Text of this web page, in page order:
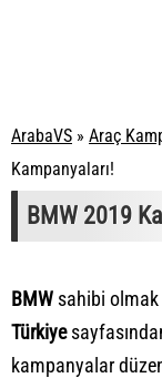
ArabaVS » Araç
Kampanyaları!
BMW 2019
BMW sahibi
Türkiye
kampanyalar